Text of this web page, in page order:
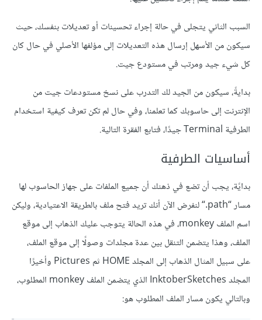
السبب الثاني يتجلى في حالة إجراء تحسينات أو تعديلات بنفسك، حيث
سيكون من الأسهل إرسال هذه التعديلات إلى مؤلفها الأصلي في حال كان
كل شيء جيد ومرتب في مستودع جيت.
بدايةً، سيكون من الجيد لك التدرب على نسخ مستودعات جيت من
الإنترنت إلى حاسوبك كما تعلمنا، وفي حال لم تكن تعرف كيفية استخدام
الطرفية Terminal جيدًا، فتابع الفقرة التالية.
أساسيات الطرفية
بدايًة، يجب أن تضع في ذهنك أن جميع الملفات على جهاز الحاسوب لها
مسار “path.“ لنفرض الآن أنك تريد فتح ملف بالطريقة الاعتيادية، وليكن
اسم الملف monkey، في هذه الحالة يتوجب عليك الذهاب إلى موقع
الملف، وهذا يتضمن التنقل بين عدة مجلدات وصولًا إلى موقع الملف،
على سبيل المثال الذهاب إلى المجلد HOME ثم Pictures وأخيرًا
المجلد InktoberSketches الذي يتضمن الملف monkey المطلوب،
وبالتالي يكون مسار الملف المطلوب هو: